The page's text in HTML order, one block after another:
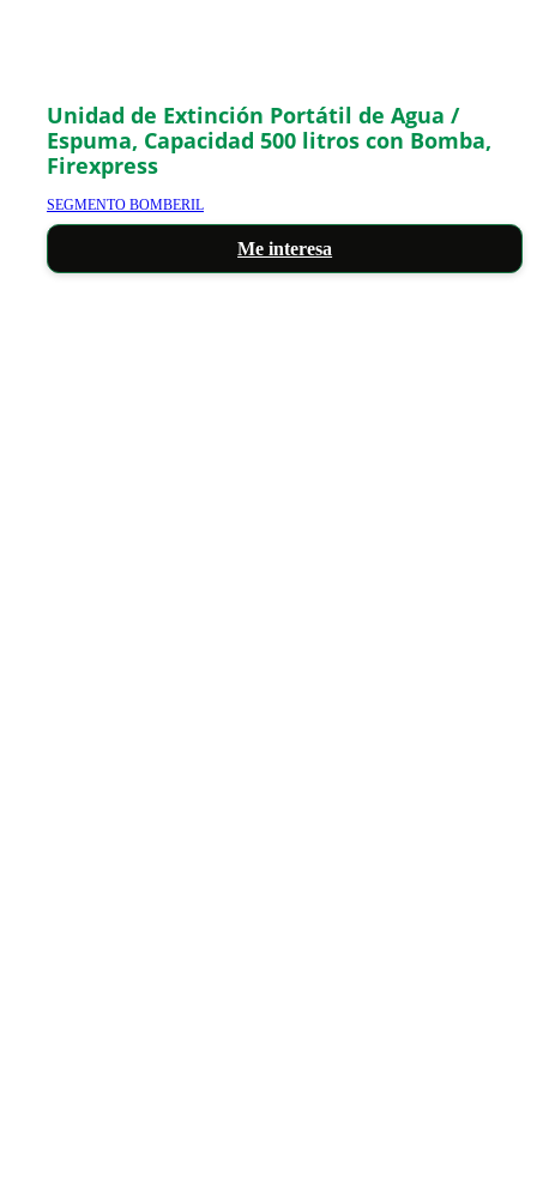
Unidad de Extinción Portátil de Agua /
Espuma, Capacidad 500 litros con Bomba,
Firexpress
SEGMENTO BOMBERIL
Me interesa